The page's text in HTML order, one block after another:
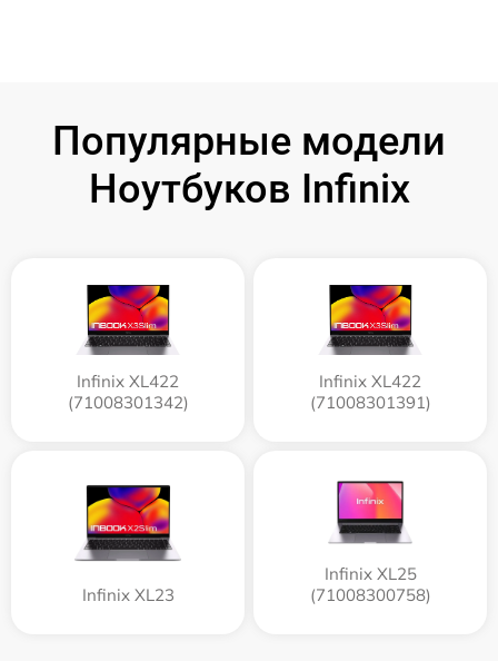
Популярные модели
Ноутбуков Infinix
Infinix XL422
(71008301342)
Infinix XL422
(71008301391)
Infinix XL23
Infinix XL25
(71008300758)